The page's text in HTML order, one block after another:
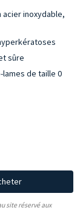
inoxydable,
sûre
de taille 0
site réservé aux